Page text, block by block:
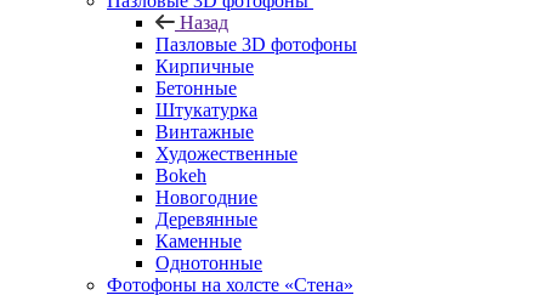
Назад
Пазловые 3D фотофоны
Кирпичные
Бетонные
Штукатурка
Винтажные
Художественные
Bokeh
Новогодние
Деревянные
Каменные
Однотонные
Фотофоны на холсте «Стена»